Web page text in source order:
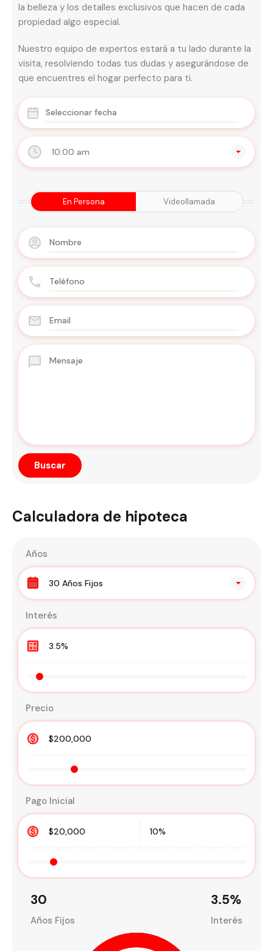
10:00 am
En Persona Videollamada
la belleza y los detalles exclusivos que hacen de cada
propiedad algo especial.
Nuestro equipo de expertos estará a tu lado durante la
visita, resolviendo todas tus dudas y asegurándose de
que encuentres el hogar perfecto para ti.
Calculadora de hipoteca
Años
30 Años Fijos
Interés
Precio
Pago Inicial
30
Años Fijos
3.5%
Interés